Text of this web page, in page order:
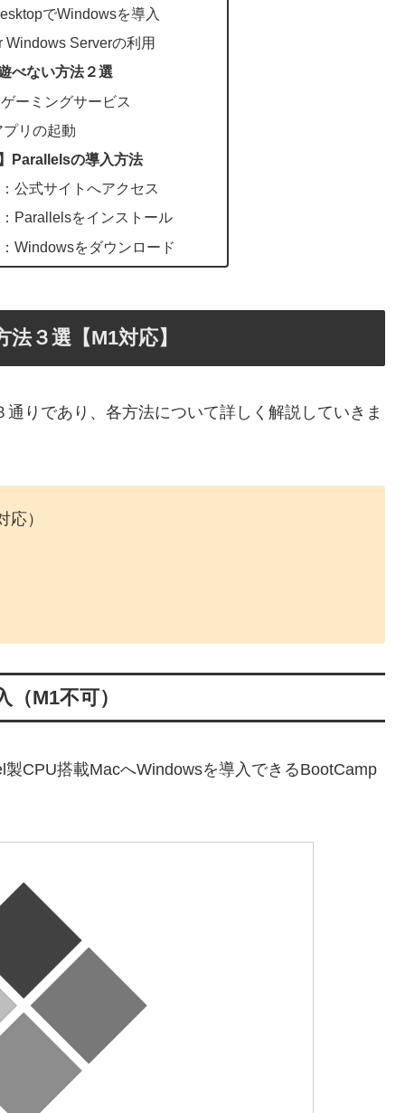
でWindowsを導入
Windows Serverの利用
べない方法２選
ーミングサービス
リの起動
Parallelsの導入方法
公式サイトへアクセス
Parallelsをインストール
Windowsをダウンロード
３選【M1対応】
りであり、各方法について詳しく解説していきま
）
M1不可）
CPU搭載MacへWindowsを導入できるBootCamp